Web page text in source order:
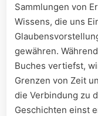
Sammlungen⁢ von
Wissens,⁢ die ‌uns⁢
gewähren.
Buches vertiefst,
Grenzen‌ von ⁣Zeit
die Verbindung zu⁢
Geschichten einst